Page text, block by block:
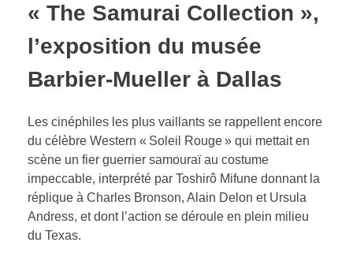
« The Samurai Collection »,
l’exposition du musée
Barbier-Mueller à Dallas
Les cinéphiles les plus vaillants se rappellent encore
du célèbre Western « Soleil Rouge » qui mettait en
scène un fier guerrier samouraï au costume
impeccable, interprété par Toshirô Mifune donnant la
réplique à Charles Bronson, Alain Delon et Ursula
Andress, et dont l’action se déroule en plein milieu
du Texas.